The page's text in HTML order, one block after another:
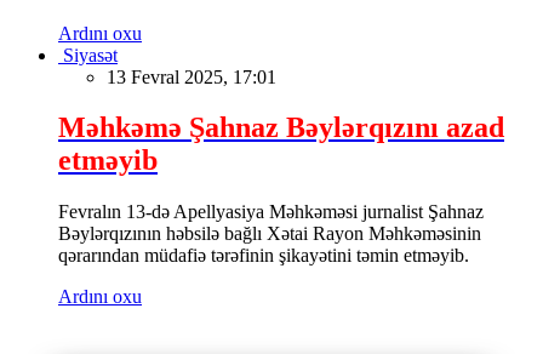
Ardını oxu
Siyasət
13 Fevral 2025, 17:01
Məhkəmə Şahnaz Bəylərqızını azad
etməyib
Fevralın 13-də Apellyasiya Məhkəməsi jurnalist Şahnaz
Bəylərqızının həbsilə bağlı Xətai Rayon Məhkəməsinin
qərarından müdafiə tərəfinin şikayətini təmin etməyib.
Ardını oxu